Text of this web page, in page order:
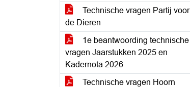
Technische vragen Partij voor
de Dieren
1e beantwoording technische
vragen Jaarstukken 2025 en
Kadernota 2026
Technische vragen Hoorn